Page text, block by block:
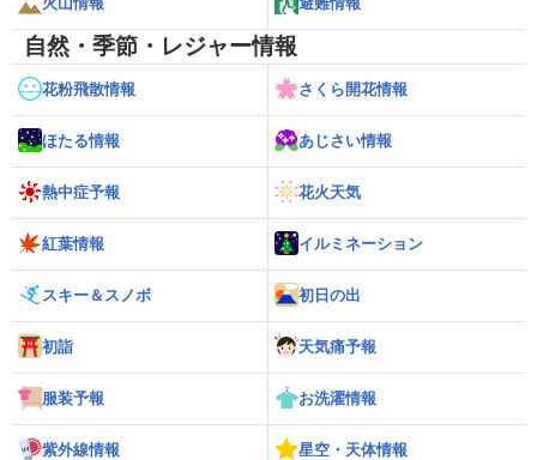
自然・季節・レジャー情報
花粉飛散情報 さくら開花情報
ほたる情報 あじさい情報
熱中症予報 花火天気
紅葉情報 イルミネーション
スキー＆スノボ 初日の出
初詣 天気痛予報
服装予報 お洗濯情報
紫外線情報 星空・天体情報